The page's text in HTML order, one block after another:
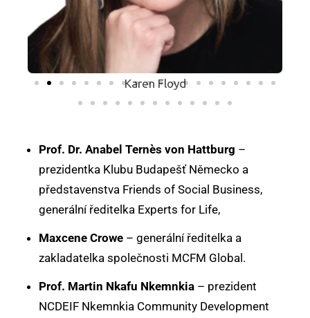
Karen Floyd
Prof. Dr. Anabel Ternès von Hattburg –
prezidentka Klubu Budapešť Německo a
představenstva Friends of Social Business,
generální ředitelka Experts for Life,
Maxcene Crowe – generální ředitelka a
zakladatelka společnosti MCFM Global.
Prof. Martin Nkafu Nkemnkia – prezident
NCDEIF Nkemnkia Community Development